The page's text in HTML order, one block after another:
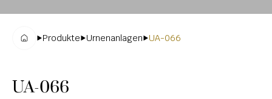
DENKMALE
MAGRADO
KOLUMBARIEN
Produkte Urnenanlagen UA-066
UA-066